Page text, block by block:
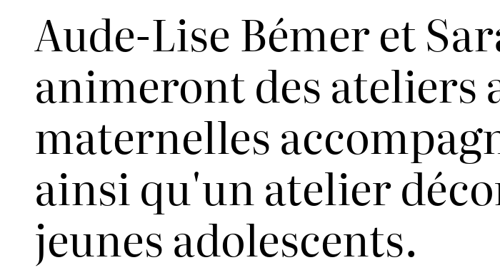
Aude-Lise Bémer et
animeront des ateliers
maternelles
ainsi qu'un atelier
jeunes adolescents.